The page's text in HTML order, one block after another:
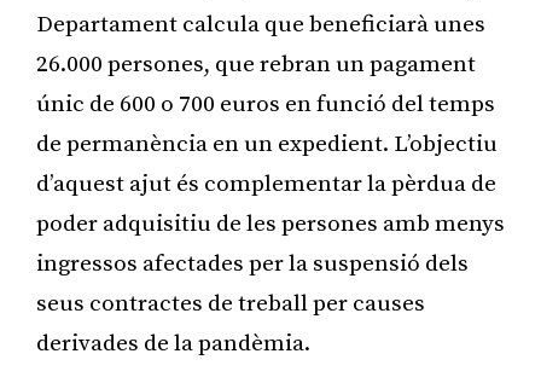
Departament calcula que beneficiarà unes
26.000 persones, que rebran un pagament
únic de 600 o 700 euros en funció del temps
de permanència en un expedient. L’objectiu
d’aquest ajut és complementar la pèrdua de
poder adquisitiu de les persones amb menys
ingressos afectades per la suspensió dels
seus contractes de treball per causes
derivades de la pandèmia.